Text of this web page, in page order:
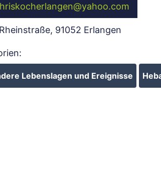
@yahoo.com
, 91052 Erlangen
Lebenslagen und Ereignisse